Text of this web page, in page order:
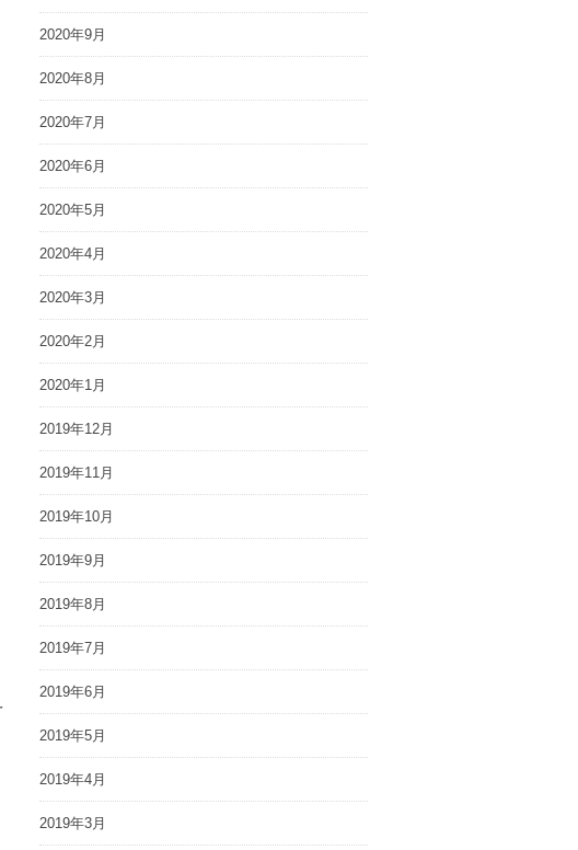
2020年9月
2020年8月
2020年7月
2020年6月
2020年5月
2020年4月
2020年3月
2020年2月
2020年1月
2019年12月
2019年11月
2019年10月
2019年9月
2019年8月
2019年7月
2019年6月
2019年5月
2019年4月
2019年3月